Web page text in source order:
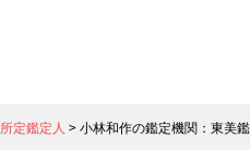
所定鑑定人 >小林和作の鑑定機関：東美